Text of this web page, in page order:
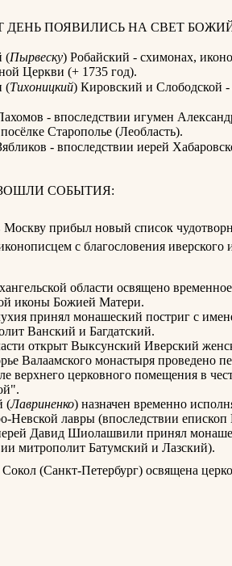
ДЕНЬ ПОЯВИЛИСЬ НА СВЕТ
(Пырвеску) Робайский - схимонах,
Церкви (+ 1735 год).
(Тихоницкий) Кировский и Слободской -
- впоследствии игумен
Старополье (Леобласть).
- впоследствии иерей
СОБЫТИЯ:
Москву прибыл новый список
с благословения иверского
области освящено
иконы Божией Матери.
принял монашеский постриг с
Ванский и Багдатский.
открыт Выксунский Иверский
Валаамского монастыря проведено
верхнего церковного помещения в
(Лавриненко) назначен временно
Невской лавры (впоследствии
Давид Шиолашвили принял
митрополит Батумский и Лазский).
Сокол (Санкт-Петербург) освящена